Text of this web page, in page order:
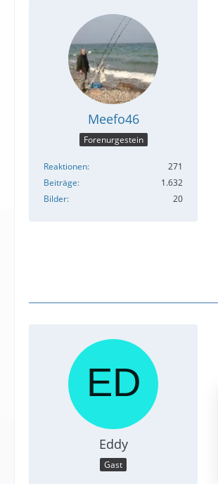
Meefo46
Forenurgestein
Reaktionen
271
Beiträge
1.632
Bilder
20
Eddy
Gast